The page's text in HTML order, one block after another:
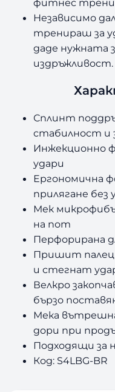
Независимо
тренираш за
даде нужната
издръжливост.
Сплинт
стабилност и
Инжекционно
удари
Ергономична
прилягане без
Мек
на пот
Перфорирана
Пришит палец
и стегнат
Велкро
бързо
Мека
дори при
Подходящи за
Код: S4LBG-BR